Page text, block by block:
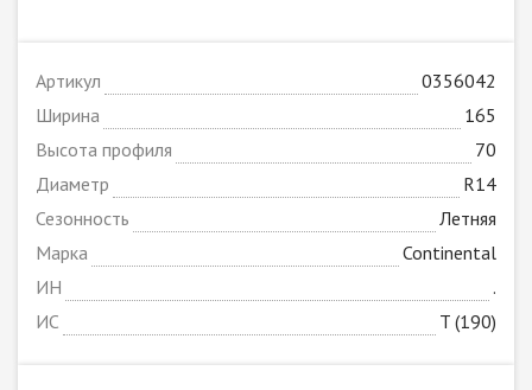
Артикул
0356042
Ширина
165
Высота профиля
70
Диаметр
R14
Сезонность
Летняя
Марка
Continental
ИН
.
ИС
T (190)